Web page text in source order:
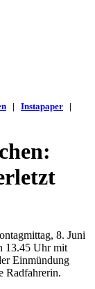
| Instapaper |
8. Juni
13.45 Uhr mit
Einmündung
Radfahrerin.